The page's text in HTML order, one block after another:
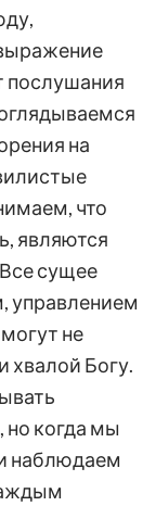
послушания
на
что
являются
сущее
управлением
не
хвалой Богу.
но когда мы
наблюдаем